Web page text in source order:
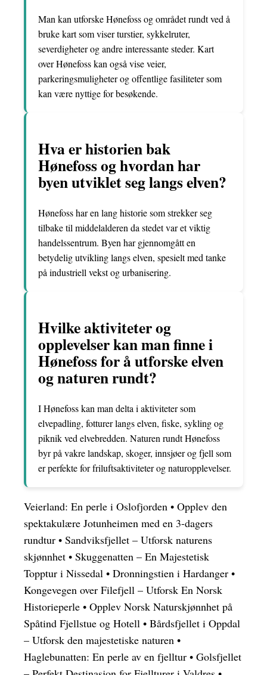
Man kan utforske Hønefoss og området rundt ved å
bruke kart som viser turstier, sykkelruter,
severdigheter og andre interessante steder. Kart
over Hønefoss kan også vise veier,
parkeringsmuligheter og offentlige fasiliteter som
kan være nyttige for besøkende.
Hva er historien bak
Hønefoss og hvordan har
byen utviklet seg langs elven?
Hønefoss har en lang historie som strekker seg
tilbake til middelalderen da stedet var et viktig
handelssentrum. Byen har gjennomgått en
betydelig utvikling langs elven, spesielt med tanke
på industriell vekst og urbanisering.
Hvilke aktiviteter og
opplevelser kan man finne i
Hønefoss for å utforske elven
og naturen rundt?
I Hønefoss kan man delta i aktiviteter som
elvepadling, fotturer langs elven, fiske, sykling og
piknik ved elvebredden. Naturen rundt Hønefoss
byr på vakre landskap, skoger, innsjøer og fjell som
er perfekte for friluftsaktiviteter og naturopplevelser.
Veierland: En perle i Oslofjorden • Opplev den
spektakulære Jotunheimen med en 3-dagers
rundtur • Sandviksfjellet – Utforsk naturens
skjønnhet • Skuggenatten – En Majestetisk
Topptur i Nissedal • Dronningstien i Hardanger •
Kongevegen over Filefjell – Utforsk En Norsk
Historieperle • Opplev Norsk Naturskjønnhet på
Spåtind Fjellstue og Hotell • Bårdsfjellet i Oppdal
– Utforsk den majestetiske naturen •
Haglebunatten: En perle av en fjelltur • Golsfjellet